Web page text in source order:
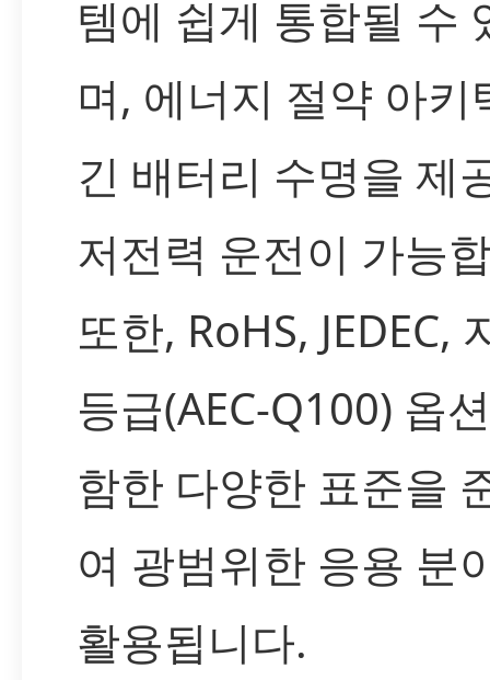
템에 쉽게 통합될 수
며, 에너지 절약 아키
긴 배터리 수명을 제
저전력 운전이 가능
또한, RoHS, JEDEC,
등급(AEC-Q100) 옵
함한 다양한 표준을
여 광범위한 응용 분
활용됩니다.